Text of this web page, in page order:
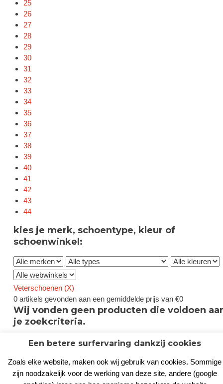
25
26
27
28
29
30
31
32
33
34
35
36
37
38
39
40
41
42
43
44
kies je merk, schoentype, kleur of
schoenwinkel:
Veterschoenen (X)
0 artikels gevonden aan een gemiddelde prijs van €0
Wij vonden geen producten die voldoen
je zoekcriteria.
Een betere surfervaring dankzij cookies
Zoals elke website, maken ook wij gebruik van cookies. Sommige
zijn noodzakelijk voor de werking van deze site, andere (google